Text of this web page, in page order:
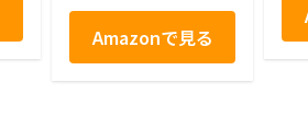
Amazonで見る